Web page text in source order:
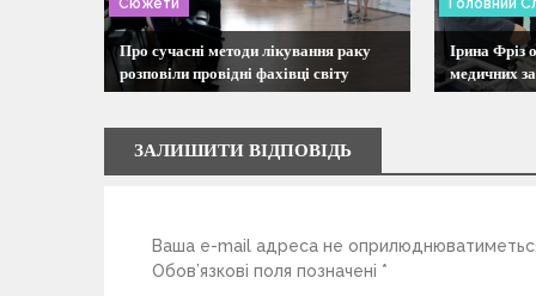
я
з
а
и
Про сучасні методи лікування раку
розповіли провідні фахівці світу
Ірина Фріз
медичних
ЗАЛИШИТИ ВІДПОВІДЬ
Ваша e-mail адреса не
Обов’язкові поля позначені *